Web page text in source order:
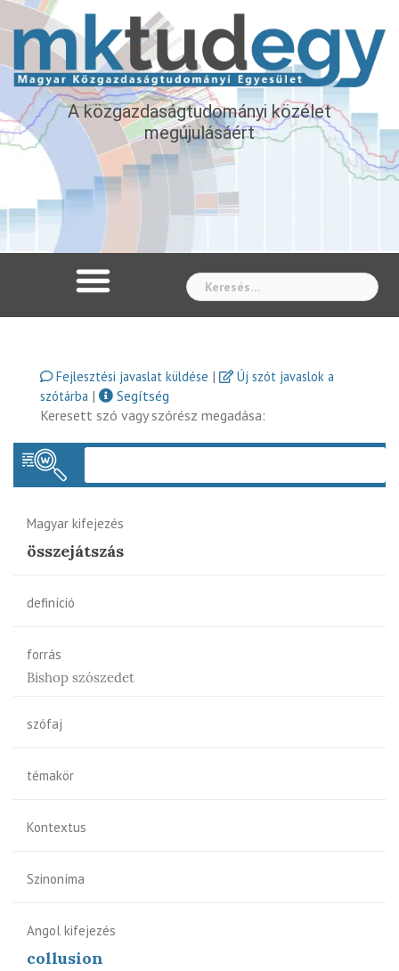
A közgazdaságtudományi közélet
megújulásáért
Fejlesztési javaslat küldése |
Új szót javaslok a
szótárba |
Segítség
Keresett szó vagy szórész megadása:
Magyar kifejezés
összejátszás
definíció
forrás
Bishop szószedet
szófaj
témakör
Kontextus
Szinoníma
Angol kifejezés
collusion